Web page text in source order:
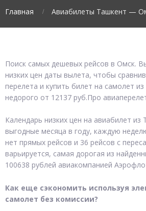
Главная Авиабилеты Ташкент —
Поиск самых дешевых рейсов в Омск.
низких цен даты вылета, чтобы
перелета и купить билет на самолет
недорого от 12137 руб.Про
Календарь низких цен на авиабилет из
выгодные месяца в году, каждую
нет прямых рейсов и 36 рейсов с
варьируется, самая дорогая из
100638 рублей авиакомпанией
Как еще сэкономить используя
самолет без комиссии?